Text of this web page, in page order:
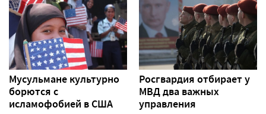
Мусульмане культурно
борются с
исламофобией в США
Росгвардия отбирает у
МВД два важных
управления